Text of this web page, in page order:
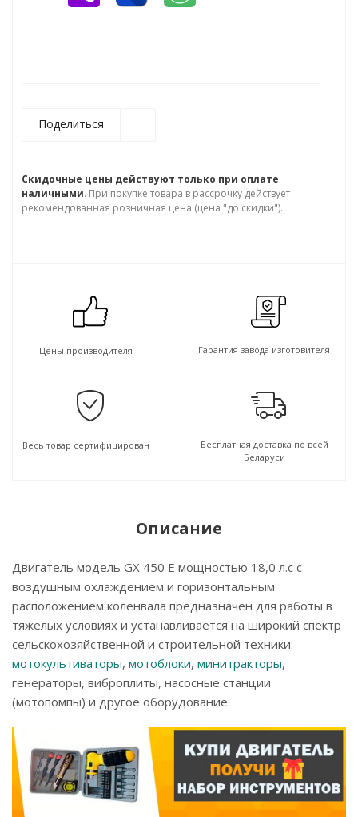
Поделиться
Скидочные цены действуют только при оплате
наличными. При покупке товара в рассрочку действует
рекомендованная розничная цена (цена "до скидки").
Цены производителя Гарантия завода изготовителя
Весь товар сертифицирован
Бесплатная доставка по всей
Беларуси
Описание
Двигатель модель GX 450 E мощностью 18,0 л.с с
воздушным охлаждением и горизонтальным
расположением коленвала предназначен для работы в
тяжелых условиях и устанавливается на широкий спектр
сельскохозяйственной и строительной техники:
мотокультиваторы, мотоблоки, минитракторы,
генераторы, виброплиты, насосные станции
(мотопомпы) и другое оборудование.